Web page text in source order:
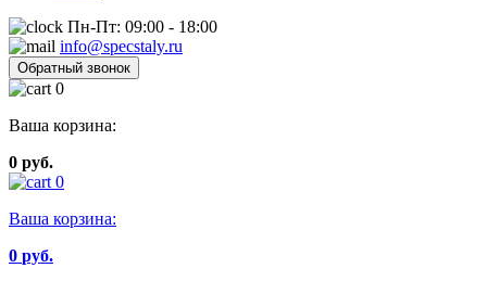
Пн-Пт: 09:00 - 18:00
info@specstaly.ru
Обратный звонок
0
Ваша корзина:
0 руб.
0
Ваша корзина:
0 руб.